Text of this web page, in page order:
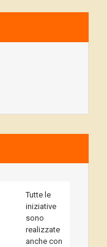
Tutte le
iniziative
sono
realizzate
anche con